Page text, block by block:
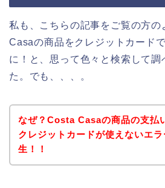
私も、こちらの記事をご覧の方
Casaの商品をクレジットカード
に！と、思って色々と検索して調
た。でも、、、。
なぜ？Costa Casaの商品の支払
クレジットカードが使えないエラ
生！！